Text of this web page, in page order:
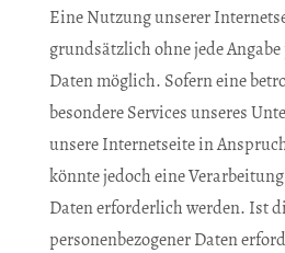
Eine Nutzung unserer
grundsätzlich ohne jede
Daten möglich. Sofern eine
besondere Services unseres
unsere Internetseite in
könnte jedoch eine
Daten erforderlich werden. Ist
personenbezogener Daten